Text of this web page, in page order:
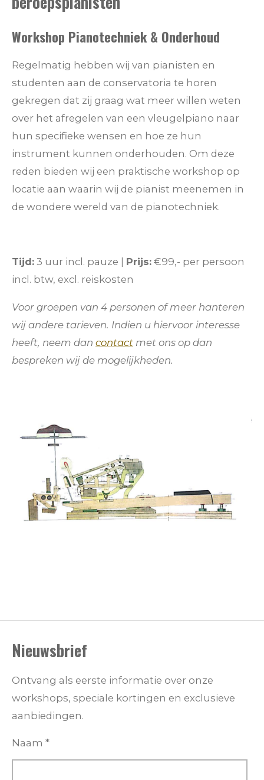
Workshop Pianotechniek & Onderhoud
Regelmatig hebben wij van pianisten en
studenten aan de conservatoria te horen
gekregen dat zij graag wat meer willen weten
over het afregelen van een vleugelpiano naar
hun specifieke wensen en hoe ze hun
instrument kunnen onderhouden. Om deze
reden bieden wij een praktische workshop op
locatie aan waarin wij de pianist meenemen in
de wondere wereld van de pianotechniek.
Tijd: 3 uur incl. pauze | Prijs: €99,- per persoon
incl. btw, excl. reiskosten
Voor groepen van 4 personen of meer hanteren
wij andere tarieven. Indien u hiervoor interesse
heeft, neem dan contact met ons op dan
bespreken wij de mogelijkheden.
Nieuwsbrief
Ontvang als eerste informatie over onze
workshops, speciale kortingen en exclusieve
aanbiedingen.
Naam *